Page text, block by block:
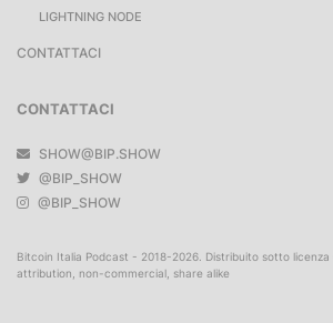
LIGHTNING NODE
CONTATTACI
CONTATTACI
SHOW@BIP.SHOW
@BIP_SHOW
@BIP_SHOW
Bitcoin Italia Podcast - 2018-2026. Distribuito sotto licenza
attribution, non-commercial, share alike